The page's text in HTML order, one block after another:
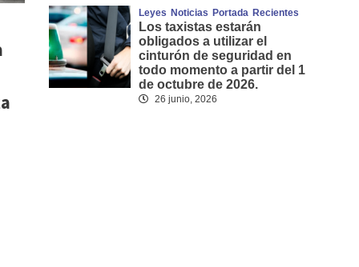
Leyes Noticias Portada Recientes
Los taxistas estarán
obligados a utilizar el
cinturón de seguridad en
todo momento a partir del 1
de octubre de 2026.
26 junio, 2026